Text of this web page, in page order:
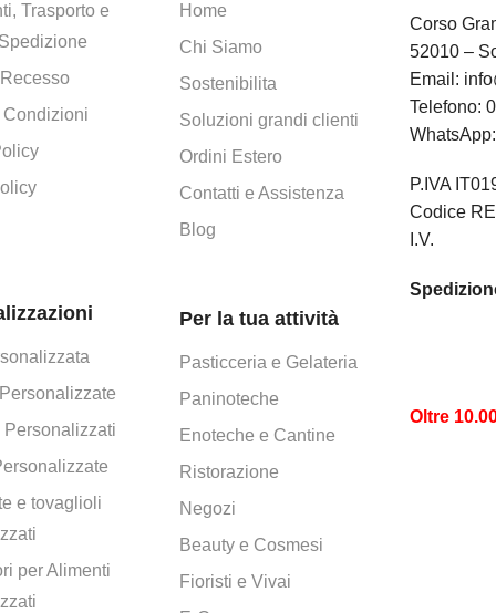
Trasporto e
Condizioni
Personalizzati
e tovaglioli
per Alimenti
Home
Chi Siamo
Sostenibilita
Soluzioni grandi clienti
Ordini Estero
Contatti e Assistenza
Blog
Per la tua attività
Pasticceria e Gelateria
Paninoteche
Enoteche e Cantine
Ristorazione
Negozi
Beauty e Cosmesi
Fioristi e Vivai
Corso
52010 –
Email:
Telefono:
P.IVA
Codice
I.V.
Oltre